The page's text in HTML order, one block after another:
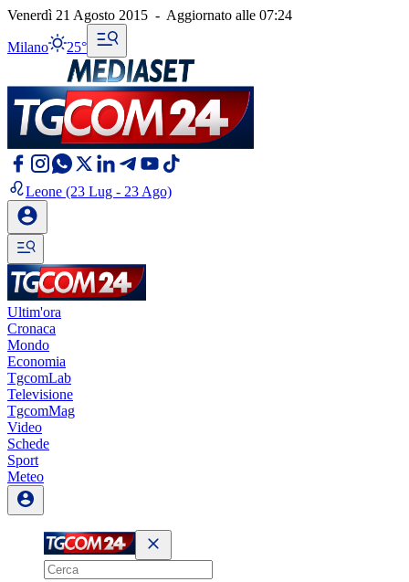
Venerdì 21 Agosto 2015 - Aggiornato alle 07:24
Milano 25°
Leone (23 Lug - 23 Ago)
Ultim'ora
Cronaca
Mondo
Economia
TgcomLab
Televisione
TgcomMag
Video
Schede
Sport
Meteo